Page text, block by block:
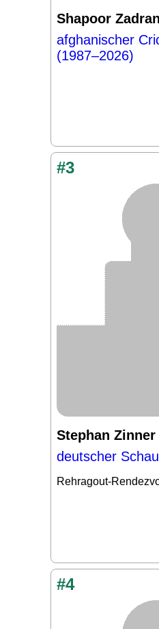
Shapoor Zadran
afghanischer
(1987–2026)
#3
Stephan Zinner
deutscher
Rehragout-
#4